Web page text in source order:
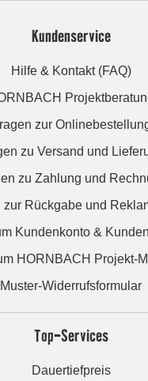
Kundenservice
Hilfe & Kontakt (FAQ)
zur
zu Versand und
zu Zahlung und
zur Rückgabe und
Kundenkonto &
HORNBACH Projekt-
Muster-Widerrufsformular
Top-Services
Dauertiefpreis